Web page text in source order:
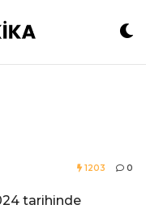
1203 0
tarihinde